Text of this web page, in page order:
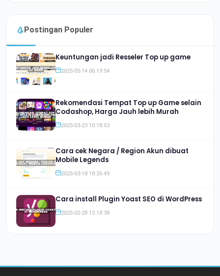
Postingan Populer
Keuntungan jadi Resseler Top up game
2025-05-14 06:19:54
Rekomendasi Tempat Top up Game selain
Codashop, Harga Jauh lebih Murah
2025-03-23 10:18:53
Cara cek Negara / Region Akun dibuat
Mobile Legends
2025-03-18 18:26:49
Cara install Plugin Yoast SEO di WordPress
2025-02-28 12:18:38